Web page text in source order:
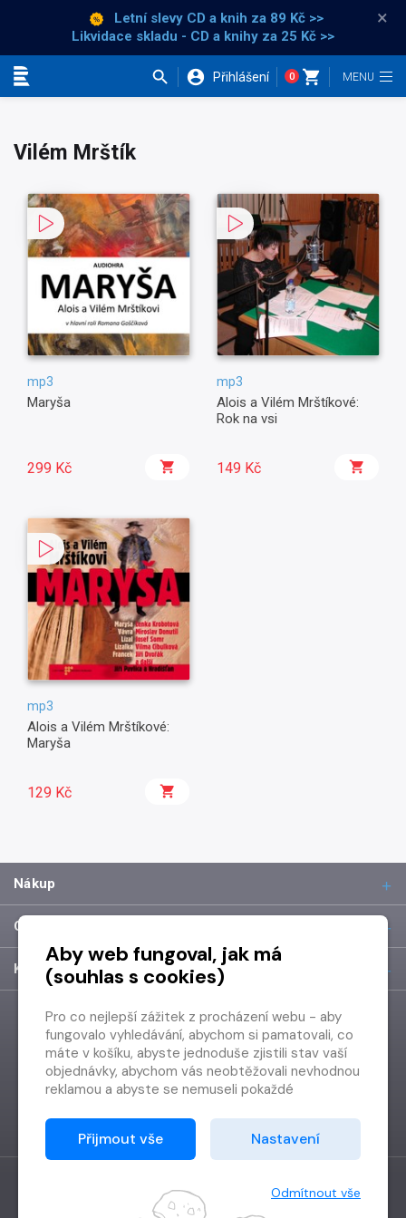
Letní slevy CD a knih za 89 Kč >>
Likvidace skladu - CD a knihy za 25 Kč >>
×
Přihlášení 0
Vilém Mrštík
mp3
Maryša
299 Kč
mp3
Alois a Vilém Mrštíkové:
Rok na vsi
149 Kč
mp3
Alois a Vilém Mrštíkové:
Maryša
129 Kč
Nákup
O společnosti
Kontakt
Vytvořilo Grand IT s.r.o.
Aby web fungoval, jak má
(souhlas s cookies)
Pro co nejlepší zážitek z procházení webu - aby
fungovalo vyhledávání, abychom si pamatovali, co
máte v košíku, abyste jednoduše zjistili stav vaší
objednávky, abychom vás neobtěžovali nevhodnou
reklamou a abyste se nemuseli pokaždé
Proto od vás potřebujeme souhlas se
zpracováním souborů cookies
Děkujeme, že nám ho dáte a pomůžete nám tak
Přijmout vše Nastavení
Odmítnout vše